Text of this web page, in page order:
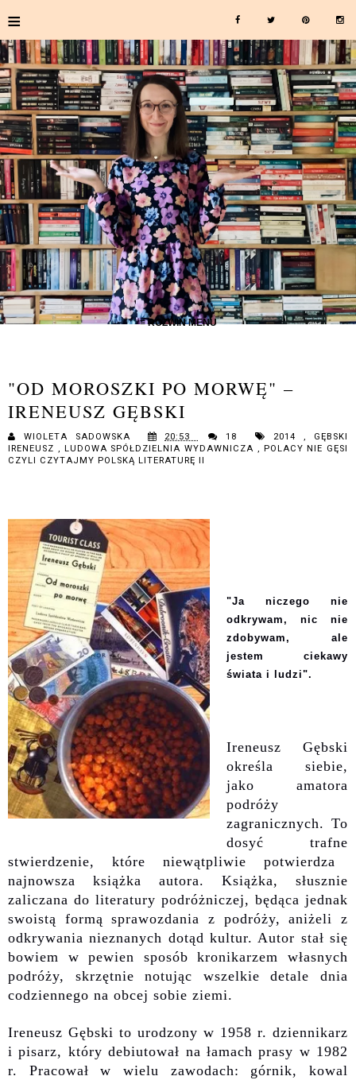
≡
≡ ROZWIŃ MENU
"OD MOROSZKI PO MORWĘ" –
IRENEUSZ GĘBSKI
WIOLETA SADOWSKA 20:53 18 2014 , GĘBSKI
IRENEUSZ , LUDOWA SPÓŁDZIELNIA WYDAWNICZA ,
POLACY NIE GĘSI
CZYLI CZYTAJMY POLSKĄ LITERATURĘ II
"Ja niczego nie
odkrywam, nic nie
zdobywam, ale
jestem ciekawy
świata i ludzi".
Ireneusz Gębski
określa siebie,
jako amatora
podróży
zagranicznych. To
dosyć trafne
stwierdzenie, które niewątpliwie potwierdza
najnowsza książka autora. Książka, słusznie
zaliczana do literatury podróżniczej, będąca jednak
swoistą formą sprawozdania z podróży, aniżeli z
odkrywania nieznanych dotąd kultur. Autor stał się
bowiem w pewien sposób kronikarzem własnych
podróży, skrzętnie notując wszelkie detale dnia
codziennego na obcej sobie ziemi.
Ireneusz Gębski to urodzony w 1958 r. dziennikarz
i pisarz, który debiutował na łamach prasy w 1982
r. Pracował w wielu zawodach: górnik, kowal